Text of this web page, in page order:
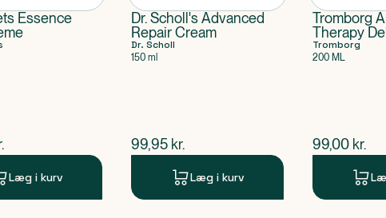
Essence
pris
Læg i kurv
Dr. Scholl's Advanced
Repair Cream
Dr. Scholl
150 ml
$nuværende pris
99,95 kr.
Læg i kurv
Tromborg
Therapy
Ginger
Tromborg
200 ML
$
99,00 kr.